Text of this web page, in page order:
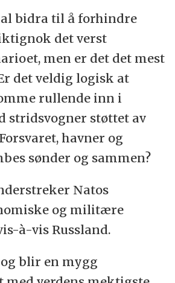
bidra til å forhindre
det verst
men er det det mest
det veldig logisk at
rullende inn i
stridsvogner støttet av
havner og
sønder og sammen?
Natos
og militære
à-vis Russland.
blir en mygg